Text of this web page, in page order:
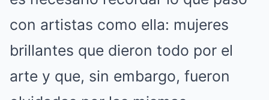
con artistas como ella: mujeres
brillantes que dieron todo por el
arte y que, sin embargo, fueron